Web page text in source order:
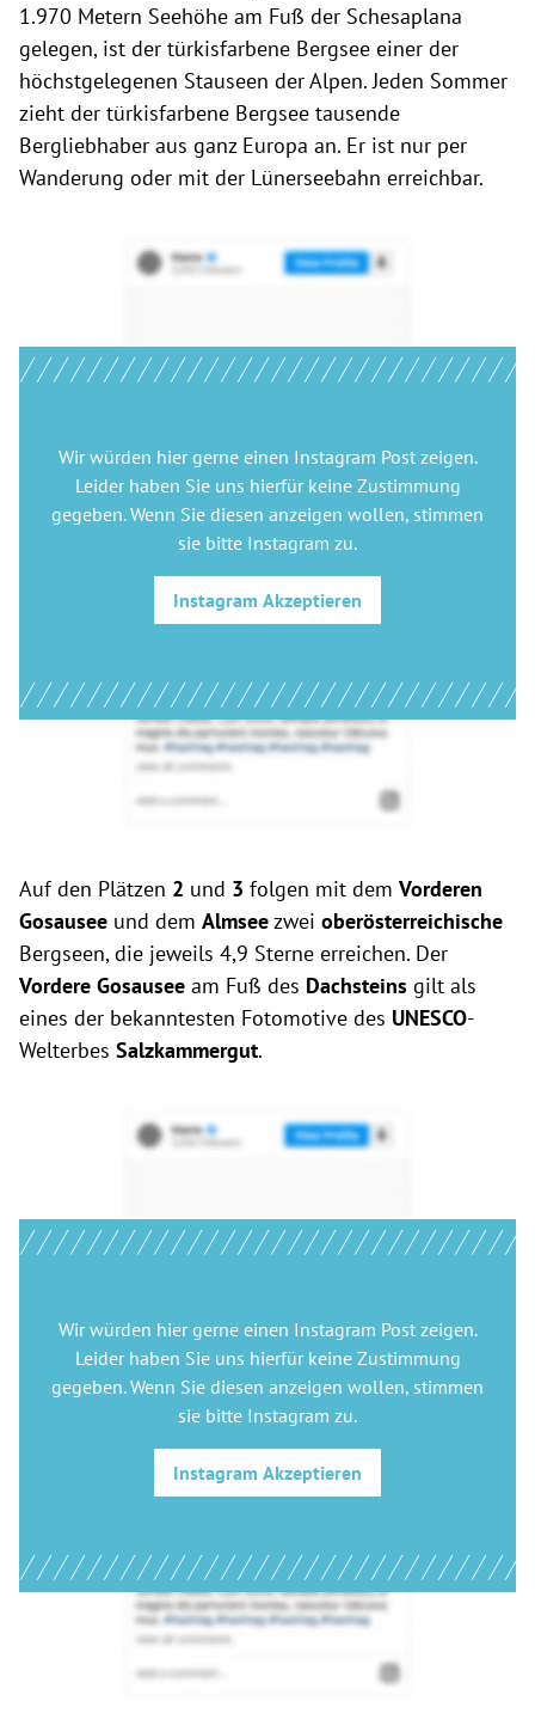
1.970 Metern Seehöhe am Fuß der Schesaplana
gelegen, ist der türkisfarbene Bergsee einer der
höchstgelegenen Stauseen der Alpen. Jeden Sommer
zieht der türkisfarbene Bergsee tausende
Bergliebhaber aus ganz Europa an. Er ist nur per
Wanderung oder mit der Lünerseebahn erreichbar.
Wir würden hier gerne einen Instagram Postzeigen.
Leider haben Sie uns hierfür keine Zustimmung
gegeben. Wenn Sie diesen anzeigen wollen, stimmen
sie bitte Instagram zu.
Instagram Akzeptieren
Auf den Plätzen 2 und 3 folgen mit dem Vorderen
Gosausee und dem Almseezwei oberösterreichische
Bergseen, die jeweils 4,9 Sterne erreichen. Der
Vordere Gosausee am Fuß des Dachsteins gilt als
eines der bekanntesten Fotomotive des UNESCO-
Welterbes Salzkammergut.
Wir würden hier gerne einen Instagram Postzeigen.
Leider haben Sie uns hierfür keine Zustimmung
gegeben. Wenn Sie diesen anzeigen wollen, stimmen
sie bitte Instagram zu.
Instagram Akzeptieren